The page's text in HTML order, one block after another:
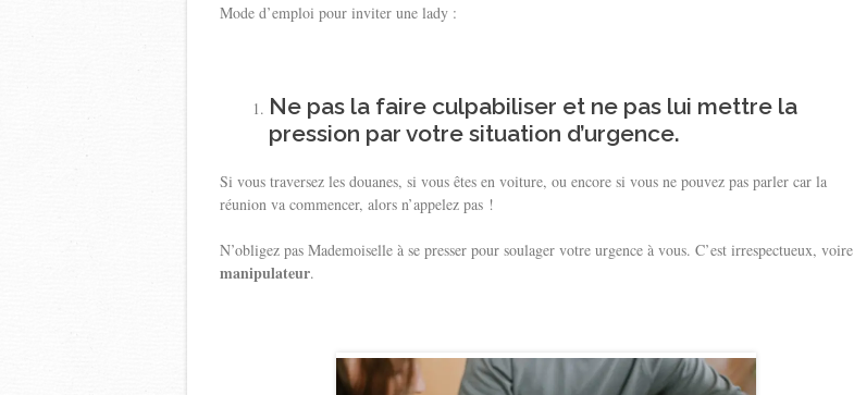
Mode d’emploi pour inviter une lady :
Ne pas la faire culpabiliser et ne pas lui mettre la
pression par votre situation d’urgence.
Si vous traversez les douanes, si vous êtes en voiture, ou encore si vous ne pouvez pas parler car la
réunion va commencer, alors n’appelez pas !
N’obligez pas Mademoiselle à se presser pour soulager votre urgence à vous. C’est irrespectueux, voire
manipulateur.